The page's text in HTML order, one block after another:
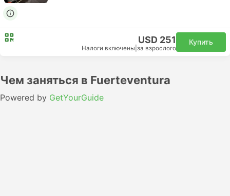
USD 251
Налоги включены за взрослого
Купить
Чем заняться в Fuerteventura
Powered by GetYourGuide